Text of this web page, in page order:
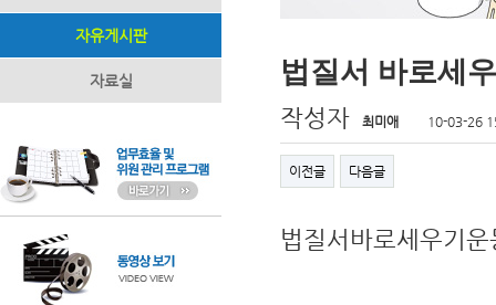
자유게시판
자료실 법질서 바로세
작성자 최미애 10-03-26
이전글 다음글
법질서바로세우기